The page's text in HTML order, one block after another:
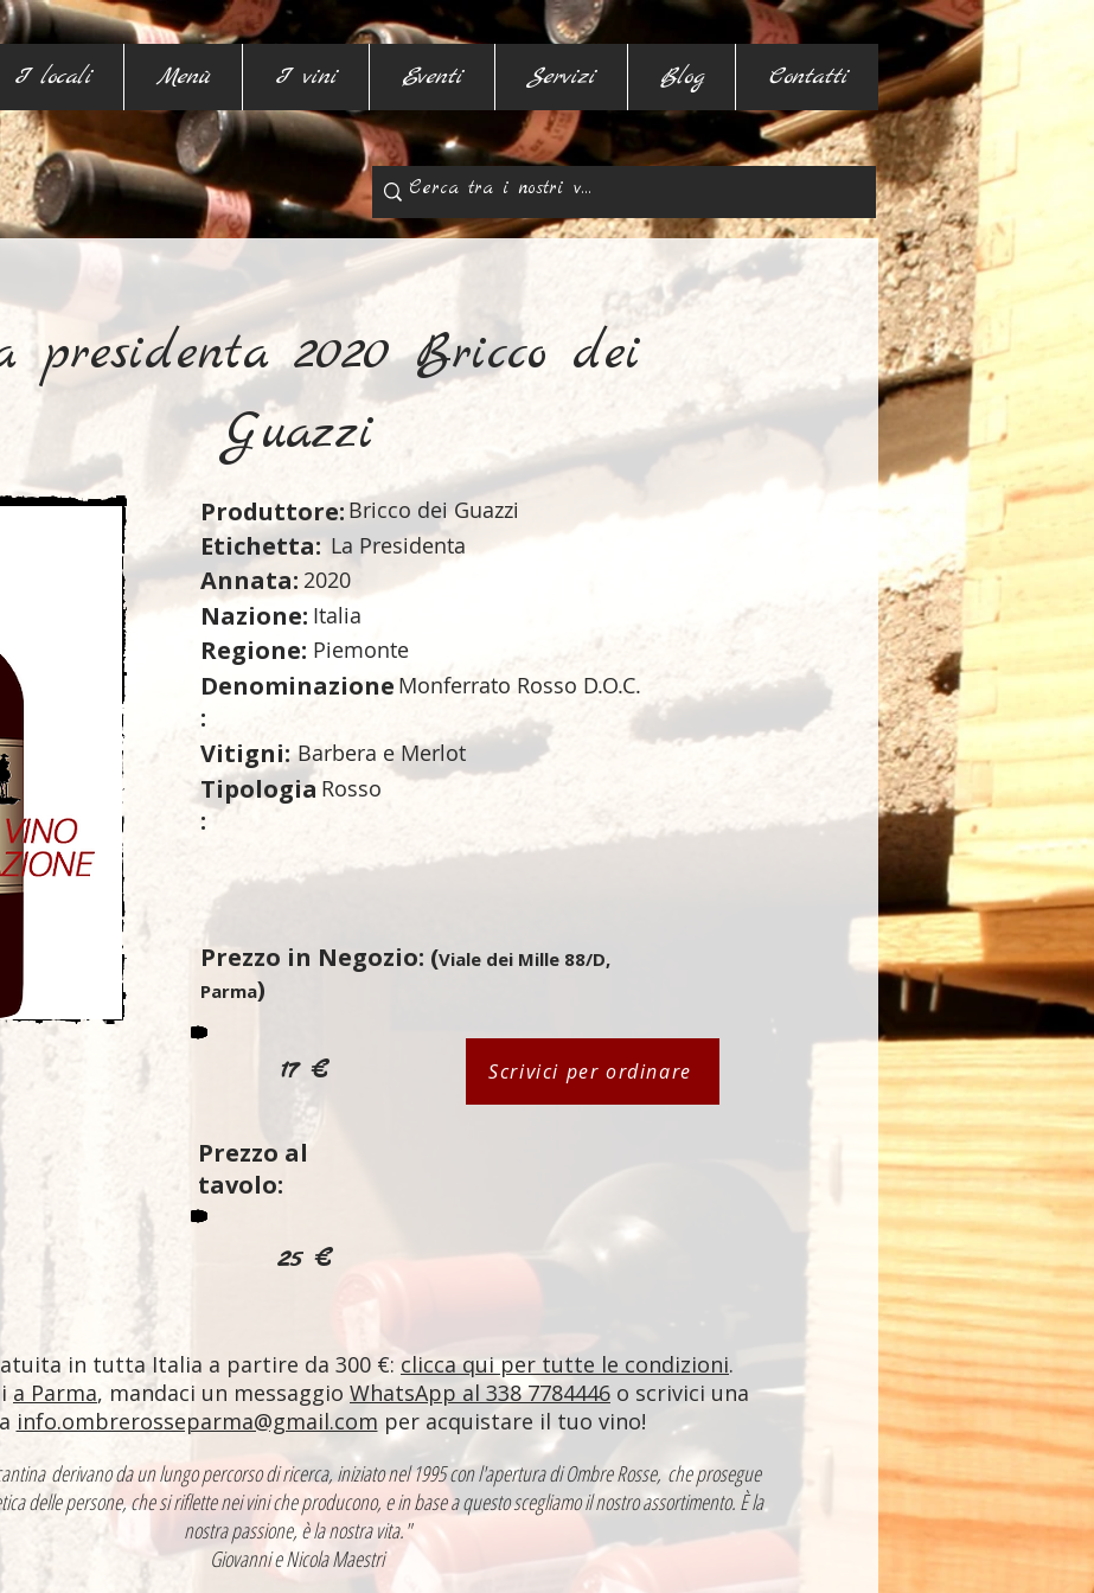
I locali Menù I vini Eventi Servizi Blog Contatti
presidenta 2020 Bricco dei
Guazzi
Produttore:Bricco dei Guazzi
Etichetta: La Presidenta
Annata: 2020
Nazione: Italia
Regione: Piemonte
Denominazione
:
Monferrato Rosso D.O.C.
Vitigni: Barbera e Merlot
Tipologia
:
Rosso
Prezzo in Negozio: (Viale dei Mille 88/D,
Parma)
17 € Scrivici per ordinare
Prezzo al
tavolo:
25 €
in tutta Italia a partire da 300 €: clicca qui per tutte le condizioni.
a Parma, mandaci un messaggio WhatsApp al 338 7784446 o scrivici una
info.ombrerosseparma@gmail.com per acquistare il tuo vino!
derivano da un lungo percorso di ricerca, iniziato nel 1995 con l'apertura di Ombre Rosse, che prosegue
delle persone, che si riflette nei vini che producono, e in base a questo scegliamo il nostro assortimento. È la
nostra passione, è la nostra vita."
Giovanni e Nicola Maestri